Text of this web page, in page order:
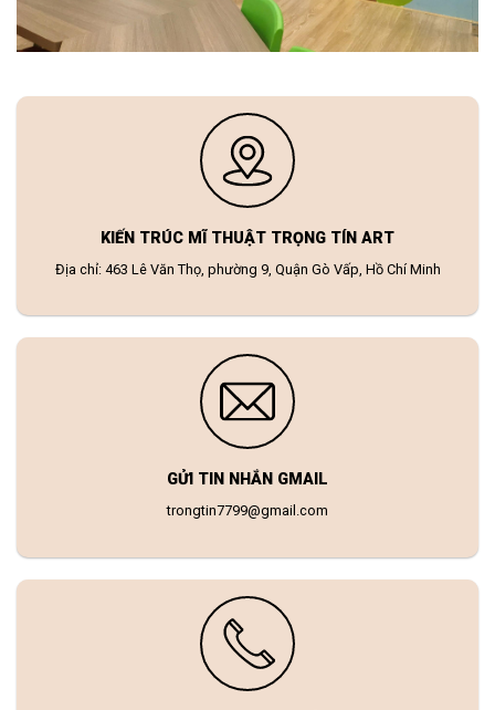
KIẾN TRÚC MĨ THUẬT TRỌNG TÍN ART
Địa chỉ: 463 Lê Văn Thọ, phường 9, Quận Gò Vấp, Hồ Chí Minh
GỬI TIN NHẮN GMAIL
trongtin7799@gmail.com